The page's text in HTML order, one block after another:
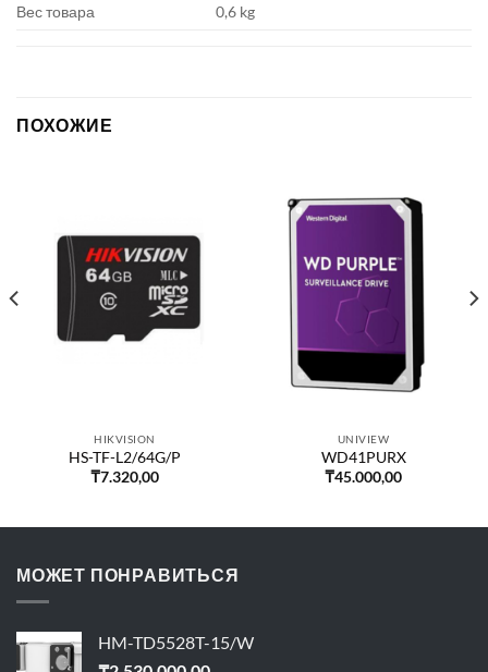
Вес товара 0,6 kg
ПОХОЖИЕ
HIKVISION
HS-TF-L2/64G/P
₸7.320,00
UNIVIEW
WD41PURX
₸45.000,00
МОЖЕТ ПОНРАВИТЬСЯ
HM-TD5528T-15/W